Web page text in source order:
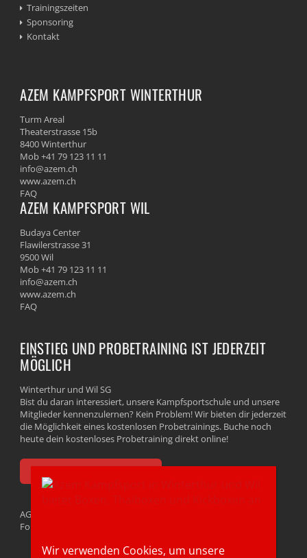
Trainingszeiten
Sponsoring
Kontakt
AZEM KAMPFSPORT WINTERTHUR
Turm Areal
Theaterstrasse 15b
8400 Winterthur
Mob +41 79 123 11 11
info@azem.ch
www.azem.ch
FAQ
AZEM KAMPFSPORT WIL
Budaya Center
Flawilerstrasse 31
9500 Wil
Mob +41 79 123 11 11
info@azem.ch
www.azem.ch
FAQ
EINSTIEG UND PROBETRAINING IST JEDERZEIT
MÖGLICH
Winterthur und Wil SG
Bist du daran interessiert, unsere Kampfsportschule und unsere
Mitglieder kennenzulernen? Kein Problem! Wir bieten dir jederzeit
die Möglichkeit eines kostenlosen Probetrainings. Buche noch
heute dein kostenloses Probetraining direkt online!
AGB
Follow us
Wir verwenden Cookies, um unsere